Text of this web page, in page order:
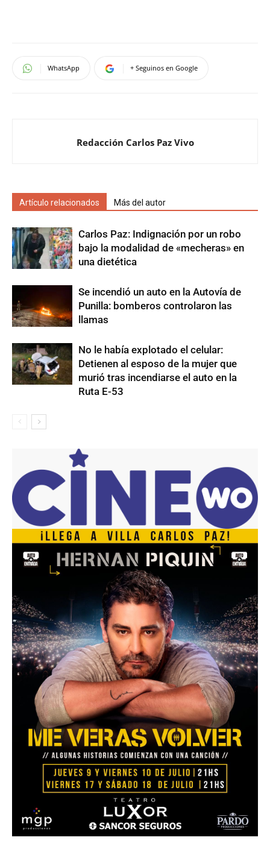
WhatsApp + Seguinos en Google
Redacción Carlos Paz Vivo
Artículo relacionados Más del autor
Carlos Paz: Indignación por un robo
bajo la modalidad de «mecheras» en
una dietética
Se incendió un auto en la Autovía de
Punilla: bomberos controlaron las
llamas
No le había explotado el celular:
Detienen al esposo de la mujer que
murió tras incendiarse el auto en la
Ruta E-53